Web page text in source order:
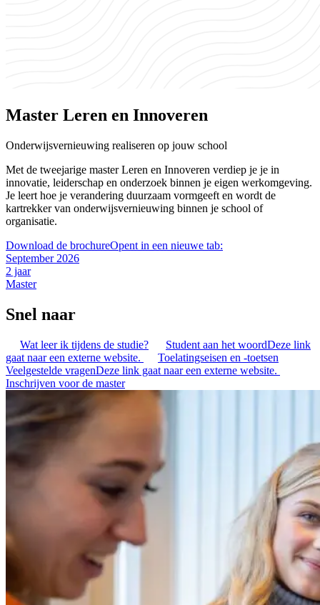
Master Leren en Innoveren
Onderwijsvernieuwing realiseren op jouw school
Met de tweejarige master Leren en Innoveren verdiep je je in
innovatie, leiderschap en onderzoek binnen je eigen werkomgeving.
Je leert hoe je verandering duurzaam vormgeeft en wordt de
kartrekker van onderwijsvernieuwing binnen je school of
organisatie.
Download de brochureOpent in een nieuwe tab:
September 2026
2 jaar
Master
Snel naar
Wat leer ik tijdens de studie? Student aan het woordDeze link
gaat naar een externe website.
Toelatingseisen en -toetsen
Veelgestelde vragenDeze link gaat naar een externe website.
Inschrijven voor de master